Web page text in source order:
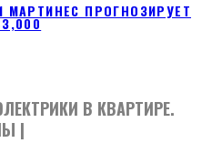
МАРТИНЕС ПРОГНОЗИРУЕТ
В КВАРТИРЕ.
|